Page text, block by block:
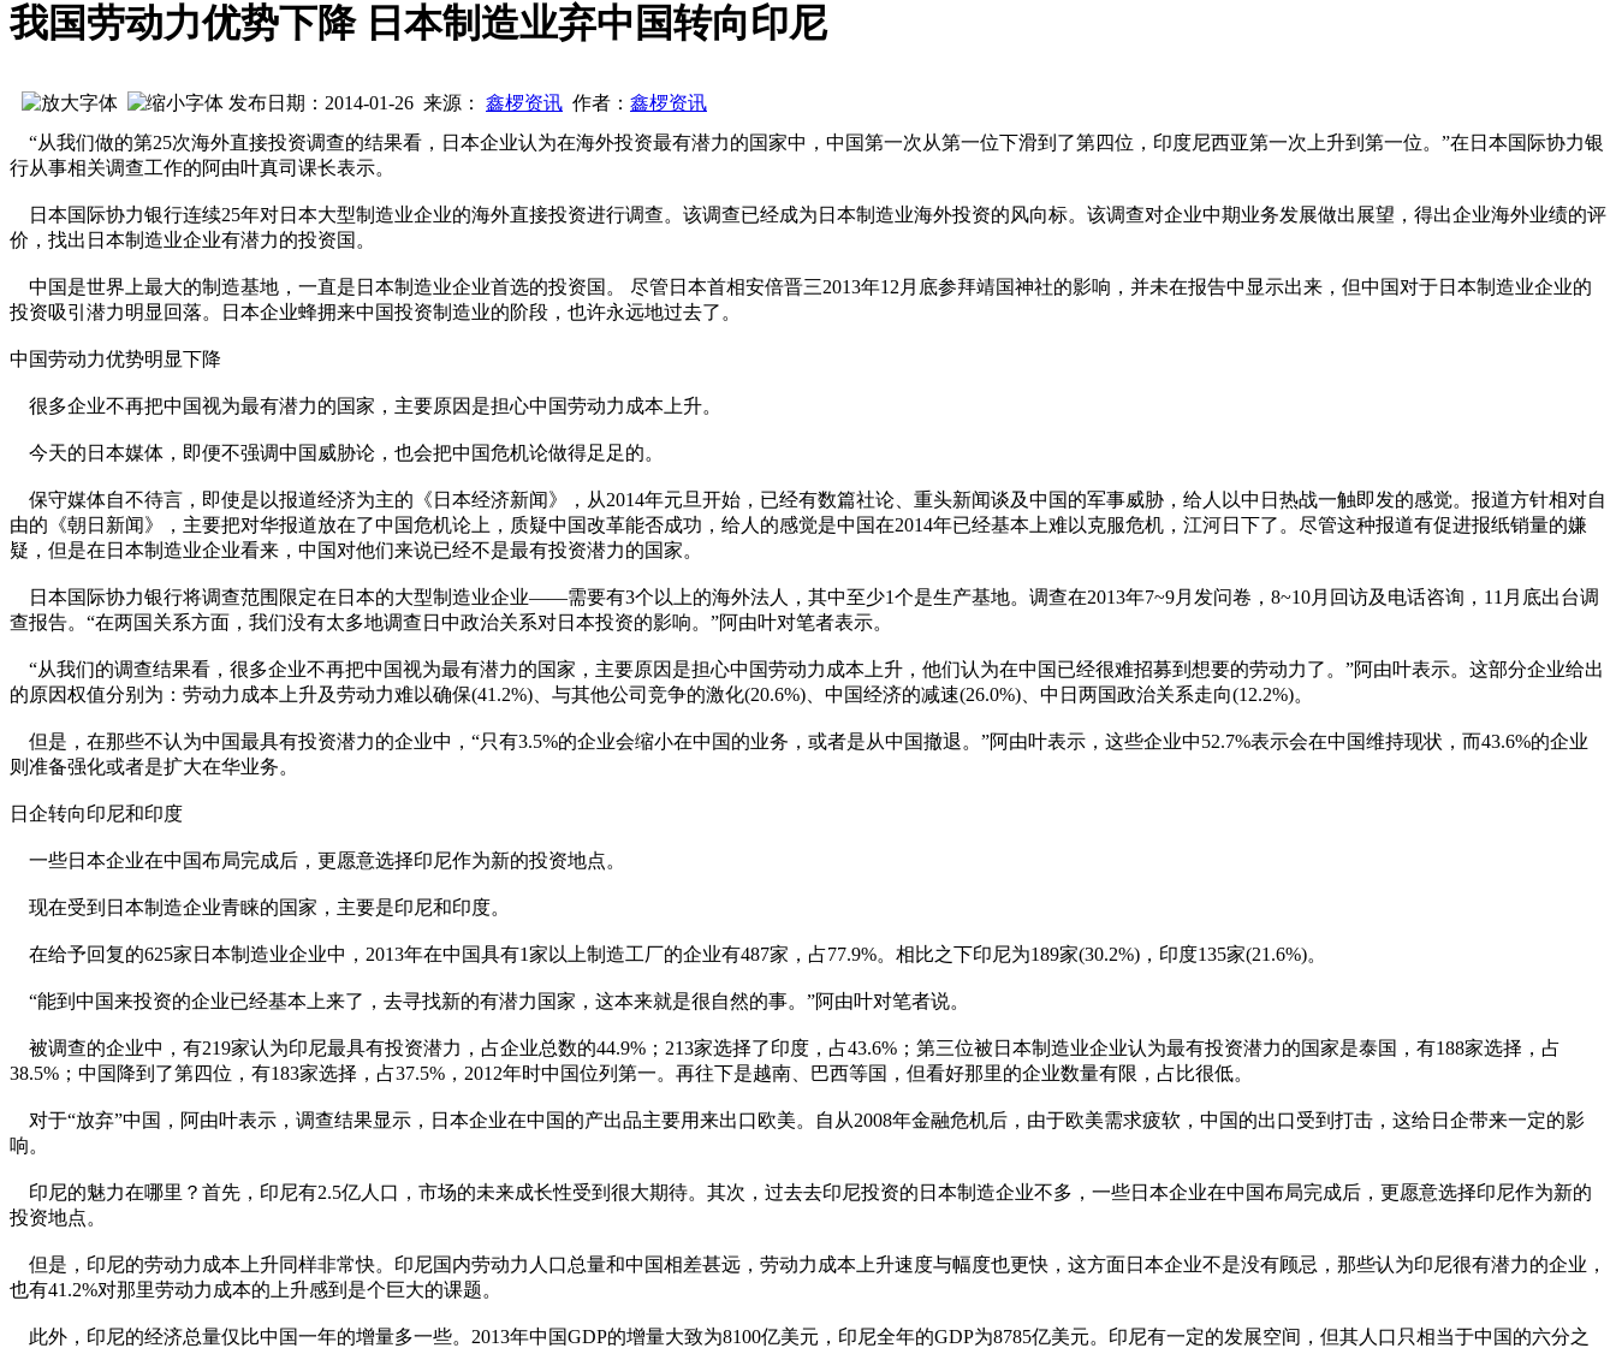
我国劳动力优势下降 日本制造业弃中国转向印尼
发布日期：2014-01-26 来源： 鑫椤资讯 作者： 鑫椤资讯
“从我们做的第25次海外直接投资调查的结果看，日本企业认为在海外投资最有潜力的国家中，中国第一次从第一位下滑到了第四位，印度尼西亚第一次上升到第一位。”在日本国际协力银
行从事相关调查工作的阿由叶真司课长表示。
日本国际协力银行连续25年对日本大型制造业企业的海外直接投资进行调查。该调查已经成为日本制造业海外投资的风向标。该调查对企业中期业务发展做出展望，得出企业海外业绩的评
价，找出日本制造业企业有潜力的投资国。
中国是世界上最大的制造基地，一直是日本制造业企业首选的投资国。 尽管日本首相安倍晋三2013年12月底参拜靖国神社的影响，并未在报告中显示出来，但中国对于日本制造业企业的
投资吸引潜力明显回落。日本企业蜂拥来中国投资制造业的阶段，也许永远地过去了。
中国劳动力优势明显下降
很多企业不再把中国视为最有潜力的国家，主要原因是担心中国劳动力成本上升。
今天的日本媒体，即便不强调中国威胁论，也会把中国危机论做得足足的。
保守媒体自不待言，即使是以报道经济为主的《日本经济新闻》，从2014年元旦开始，已经有数篇社论、重头新闻谈及中国的军事威胁，给人以中日热战一触即发的感觉。报道方针相对自
由的《朝日新闻》，主要把对华报道放在了中国危机论上，质疑中国改革能否成功，给人的感觉是中国在2014年已经基本上难以克服危机，江河日下了。尽管这种报道有促进报纸销量的嫌
疑，但是在日本制造业企业看来，中国对他们来说已经不是最有投资潜力的国家。
日本国际协力银行将调查范围限定在日本的大型制造业企业——需要有3个以上的海外法人，其中至少1个是生产基地。调查在2013年7~9月发问卷，8~10月回访及电话咨询，11月底出台调
查报告。“在两国关系方面，我们没有太多地调查日中政治关系对日本投资的影响。”阿由叶对笔者表示。
“从我们的调查结果看，很多企业不再把中国视为最有潜力的国家，主要原因是担心中国劳动力成本上升，他们认为在中国已经很难招募到想要的劳动力了。”阿由叶表示。这部分企业给出
的原因权值分别为：劳动力成本上升及劳动力难以确保(41.2%)、与其他公司竞争的激化(20.6%)、中国经济的减速(26.0%)、中日两国政治关系走向(12.2%)。
但是，在那些不认为中国最具有投资潜力的企业中，“只有3.5%的企业会缩小在中国的业务，或者是从中国撤退。”阿由叶表示，这些企业中52.7%表示会在中国维持现状，而43.6%的企业
则准备强化或者是扩大在华业务。
日企转向印尼和印度
一些日本企业在中国布局完成后，更愿意选择印尼作为新的投资地点。
现在受到日本制造企业青睐的国家，主要是印尼和印度。
在给予回复的625家日本制造业企业中，2013年在中国具有1家以上制造工厂的企业有487家，占77.9%。相比之下印尼为189家(30.2%)，印度135家(21.6%)。
“能到中国来投资的企业已经基本上来了，去寻找新的有潜力国家，这本来就是很自然的事。”阿由叶对笔者说。
被调查的企业中，有219家认为印尼最具有投资潜力，占企业总数的44.9%；213家选择了印度，占43.6%；第三位被日本制造业企业认为最有投资潜力的国家是泰国，有188家选择，占
38.5%；中国降到了第四位，有183家选择，占37.5%，2012年时中国位列第一。再往下是越南、巴西等国，但看好那里的企业数量有限，占比很低。
对于“放弃”中国，阿由叶表示，调查结果显示，日本企业在中国的产出品主要用来出口欧美。自从2008年金融危机后，由于欧美需求疲软，中国的出口受到打击，这给日企带来一定的影
响。
印尼的魅力在哪里？首先，印尼有2.5亿人口，市场的未来成长性受到很大期待。其次，过去去印尼投资的日本制造企业不多，一些日本企业在中国布局完成后，更愿意选择印尼作为新的
投资地点。
但是，印尼的劳动力成本上升同样非常快。印尼国内劳动力人口总量和中国相差甚远，劳动力成本上升速度与幅度也更快，这方面日本企业不是没有顾忌，那些认为印尼很有潜力的企业，
也有41.2%对那里劳动力成本的上升感到是个巨大的课题。
此外，印尼的经济总量仅比中国一年的增量多一些。2013年中国GDP的增量大致为8100亿美元，印尼全年的GDP为8785亿美元。印尼有一定的发展空间，但其人口只相当于中国的六分之